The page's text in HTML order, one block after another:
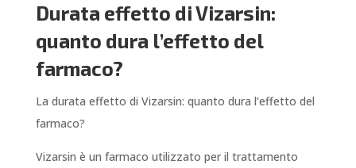
Durata effetto di Vizarsin:
quanto dura l’effetto del
farmaco?
La durata effetto di Vizarsin: quanto dura l’effetto del
farmaco?
Vizarsin è un farmaco utilizzato per il trattamento